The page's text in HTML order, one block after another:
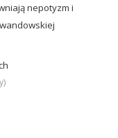
nepotyzm i